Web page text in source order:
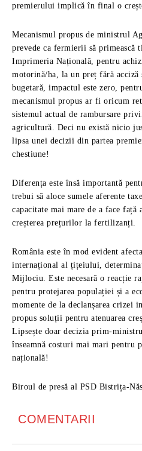
premierului implică în final o
Mecanismul propus de ministrul
prevede ca fermierii să primească
Imprimeria Națională, pentru
motorină/ha, la un preț fără
bugetară, impactul este zero,
mecanismul propus ar fi oricum
sistemul actual de rambursare
agricultură. Deci nu există nicio
lipsa unei decizii din partea
chestiune!
Diferența este însă importantă
trebui să aloce sumele aferente
capacitate mai mare de a face
creșterea prețurilor la fertilizanți.
România este în mod evident
internațional al țițeiului,
Mijlociu. Este necesară o reacție
pentru protejarea populației și a
momente de la declanșarea crizei
propus soluții pentru atenuarea
Lipsește doar decizia prim-
înseamnă costuri mai mari pentru
națională!
Biroul de presă al PSD Bistrița-
COMENTARII